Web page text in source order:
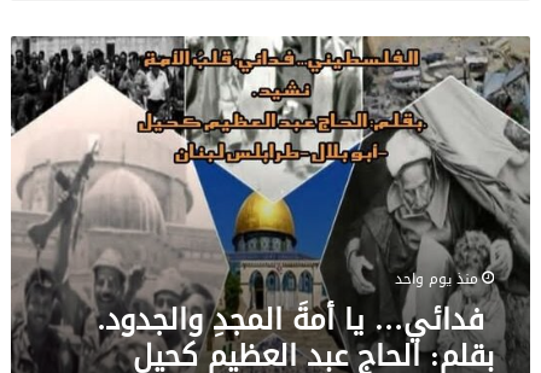
فدائي…
يا
أمةَ
المجدِ
والجدود.
بقلم:
الحاج
عبد
العظيم
كحيل
منذ يوم واحد
فدائي… يا أمةَ المجدِ والجدود.
بقلم: الحاج عبد العظيم كحيل